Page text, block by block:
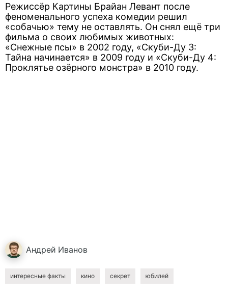
Режиссёр Картины Брайан Левант после
феноменального успеха комедии решил
«собачью» тему не оставлять. Он снял ещё три
фильма о своих любимых животных:
«Снежные псы» в 2002 году, «Скуби-Ду 3:
Тайна начинается» в 2009 году и «Скуби-Ду 4:
Проклятье озёрного монстра» в 2010 году.
Андрей Иванов
интересные факты кино секрет юбилей